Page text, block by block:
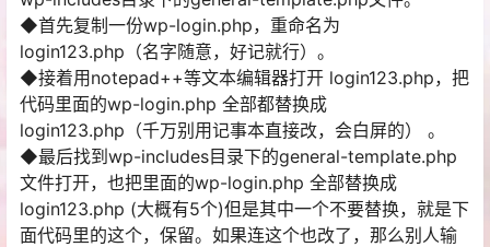
◆首先复制一份wp-login.php，重命名为
login123.php （名字随意，好记就行）。
◆接着用 notepad++等文本编辑器打开 login123.php，把
代码里面的wp-login.php 全部都替换成
login123.php（千万别用记事本直接改，会白屏的） 。
◆最后找到 wp-includes目录下的general-template.php
文件打开，也把里面的wp-login.php 全部替换成
login123.php (大概有5个)但是其中一个不要替换，就是下
面代码里的这个，保留。如果连这个也改了，那么别人输